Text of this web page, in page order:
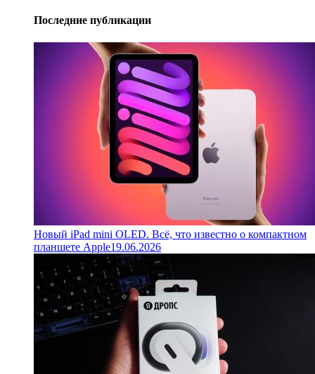
Последние публикации
Новый iPad mini OLED. Всё, что известно о компактном
планшете Apple19.06.2026